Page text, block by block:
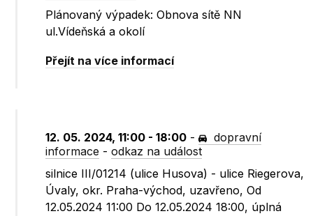
Plánovaný výpadek: Obnova sítě NN
ul.Vídeňská a okolí
Přejít na více informací
12. 05. 2024, 11:00 - 18:00 -
dopravní
informace -odkaz na událost
silnice III/01214 (ulice Husova) - ulice Riegerova,
Úvaly, okr. Praha-východ, uzavřeno, Od
12.05.2024 11:00 Do 12.05.2024 18:00, úplná